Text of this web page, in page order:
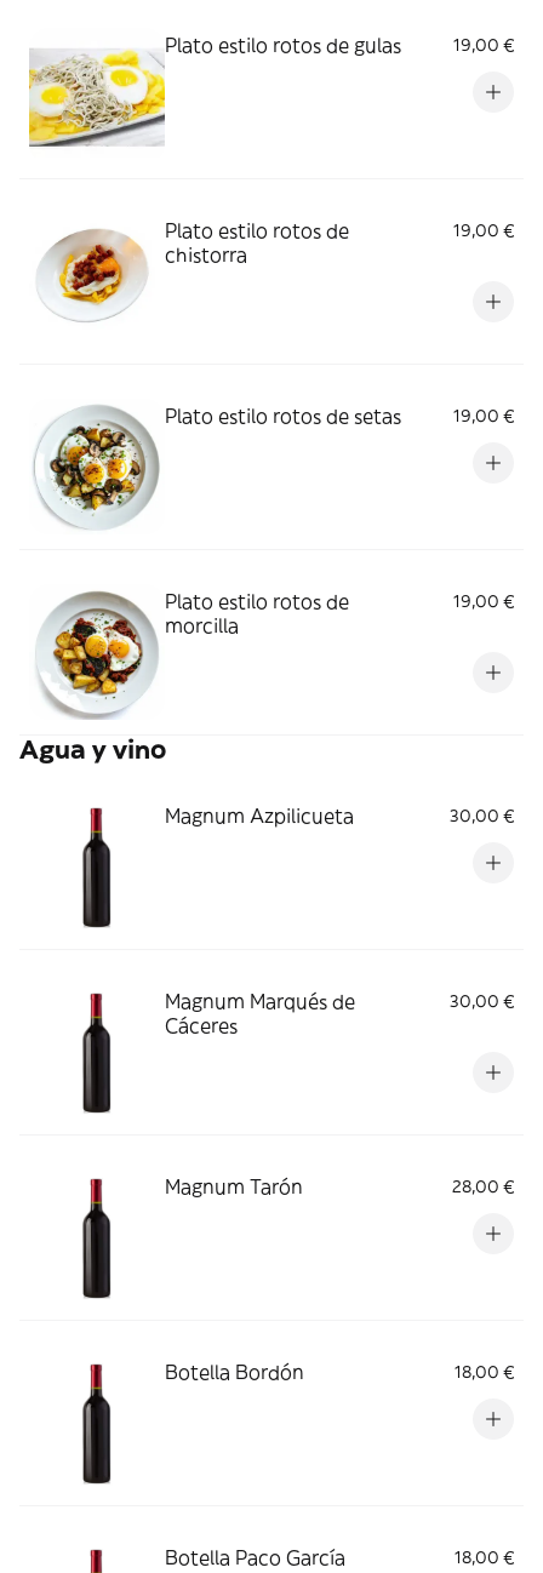
Plato estilo rotos de gulas 19,00 €
Plato estilo rotos de
chistorra
19,00 €
Plato estilo rotos de setas 19,00 €
Plato estilo rotos de
morcilla
19,00 €
Agua y vino
Magnum Azpilicueta 30,00 €
Magnum Marqués de
Cáceres
30,00 €
Magnum Tarón 28,00 €
Botella Bordón 18,00 €
Botella Paco García 18,00 €